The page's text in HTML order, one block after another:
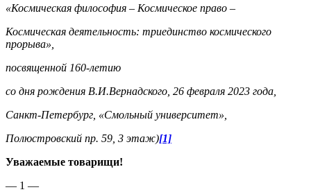
«Космическая философия – Космическое право –
Космическая деятельность: триединство космического
прорыва»,
посвященной 160-летию
со дня рождения В.И.Вернадского, 26 февраля 2023 года,
Санкт-Петербург, «Смольный университет»,
Полюстровский пр. 59, 3 этаж)[1]
Уважаемые товарищи!
— 1 —